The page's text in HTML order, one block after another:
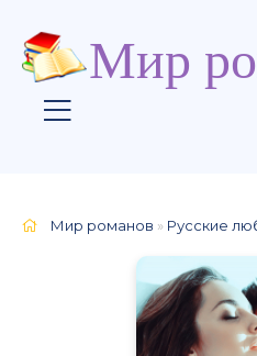
Мир
Мир романов » Русские